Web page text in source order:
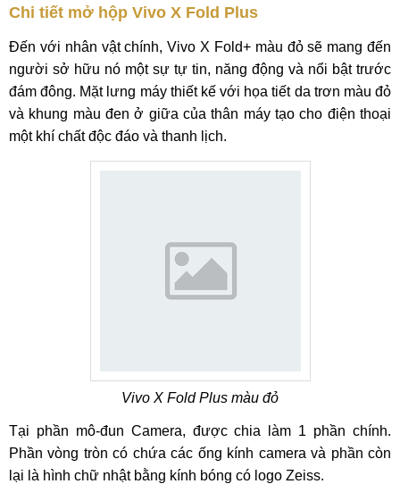
Chi tiết mở hộp Vivo X Fold Plus
Đến với nhân vật chính, Vivo X Fold+ màu đỏ sẽ mang đến
người sở hữu nó một sự tự tin, năng động và nổi bật trước
đám đông. Mặt lưng máy thiết kế với họa tiết da trơn màu đỏ
và khung màu đen ở giữa của thân máy tạo cho điện thoại
một khí chất độc đáo và thanh lịch.
Vivo X Fold Plus màu đỏ
Tại phần mô-đun Camera, được chia làm 1 phần chính.
Phần vòng tròn có chứa các ống kính camera và phần còn
lại là hình chữ nhật bằng kính bóng có logo Zeiss.